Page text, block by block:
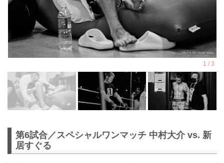
第6試合／スペシャルワンマッチ 中村大介 vs. 新
居すぐる